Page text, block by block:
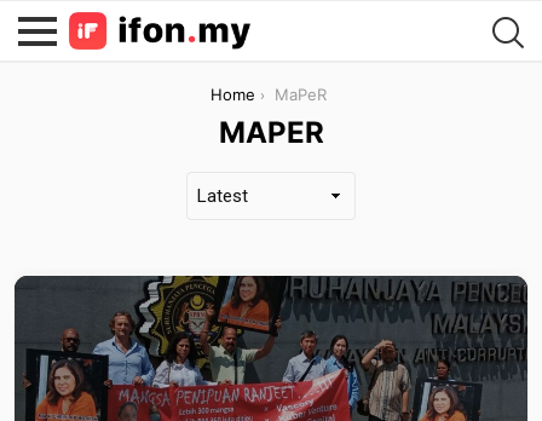
Home MaPeR
MAPER
LATEST